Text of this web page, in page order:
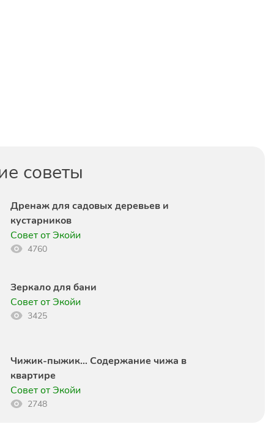
советы
Дренаж для садовых деревьев и
кустарников
Совет от Экойи
4760
Зеркало для бани
Совет от Экойи
3425
Чижик-пыжик… Содержание чижа в
квартире
Совет от Экойи
2748